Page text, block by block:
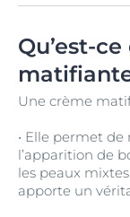
Qu’est-
Une crème
• Elle permet
l’apparition de
les peaux
apporte un